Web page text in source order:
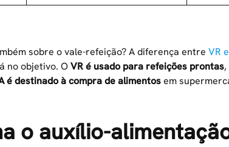
sobre o vale-refeição? A diferença entre VR
no objetivo. OVR é usado para refeições prontas
é destinado à compra de alimentosem
o auxílio-